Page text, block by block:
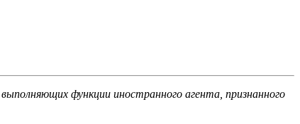
функции иностранного агента, признанного